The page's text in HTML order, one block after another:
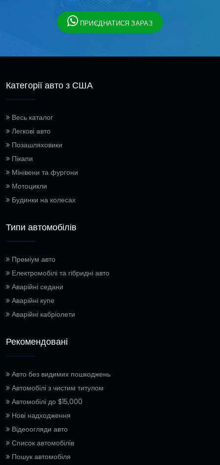
ПРИЄДНАТИСЯ ЗАРАЗ
Категорії авто з США
Весь каталог
Легкові авто
Позашляховики
Пікапи
Мінівени та фургони
Мотоцикли
Будинки на колесах
Типи автомобілів
Преміум авто
Електромобілі та гібридні авто
Аварійні седани
Аварійні купе
Аварійні кабріолети
Рекомендовані
Авто без видимих пошкоджень
Автомобілі з чистим титулом
Автомобілі до $15,000
Нові надходження
Відеоогляди авто
Список автомобілів
Пошук автомобіля